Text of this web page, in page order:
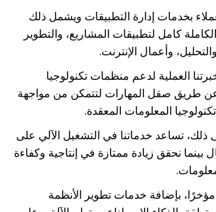
بخدمات إدارة التطبيقات ويشمل ذلك
كامل لتطبيقات المشاريع، والتطوير
وأعمال الإنترنت.
العملية لدعم منظمات تكنولوجيا
طريق صقل المهارات لتتمكن من مواجهة
المعلومات المعقدة.
ذلك، تساعد خدماتنا في التشغيل الآلي على
بينما نحقق زيادة ممتازة في إنتاجية وكفاءة
بإضافة خدمات تطوير الأنظمة